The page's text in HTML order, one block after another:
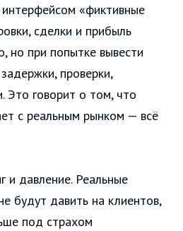
«фиктивные
сделки и прибыль
но при попытке вывести
проверки,
Это говорит о том, что
с реальным рынком — всё
и давление. Реальные
будут давить на клиентов,
под страхом